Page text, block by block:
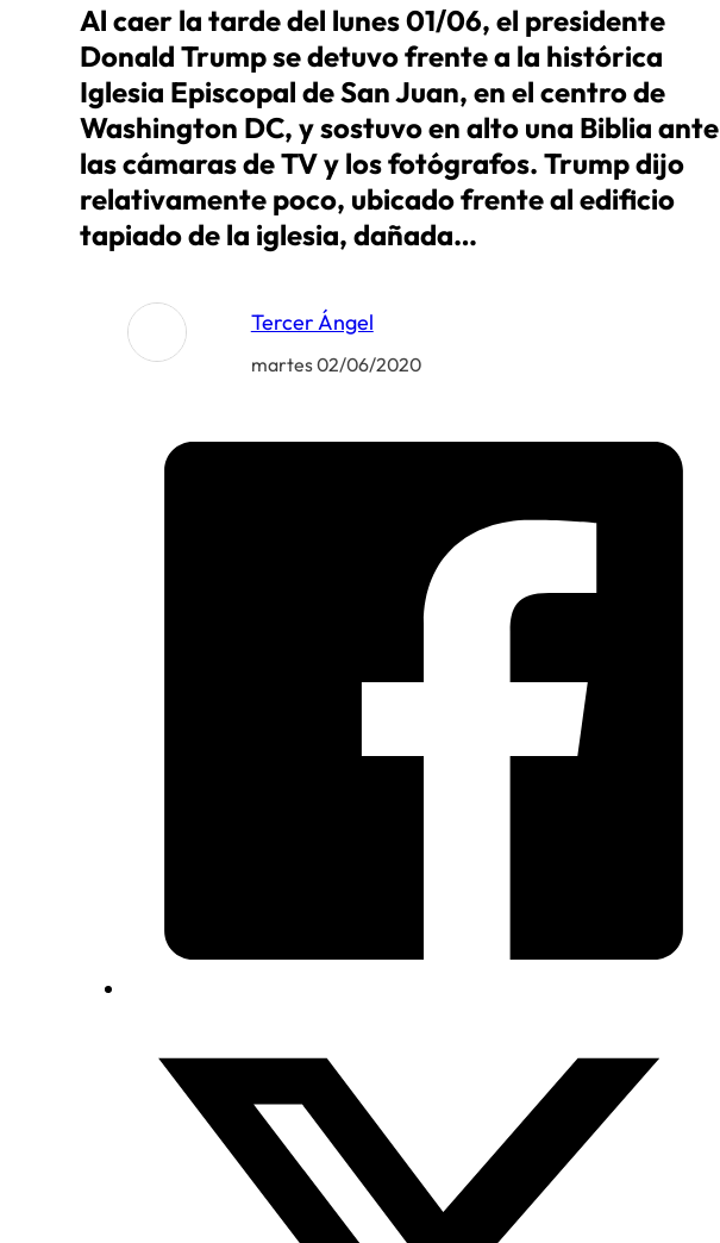
Al caer la tarde del lunes 01/06, el presidente
Donald Trump se detuvo frente a la histórica
Iglesia Episcopal de San Juan, en el centro de
Washington DC, y sostuvo en alto una Biblia ante
las cámaras de TV y los fotógrafos. Trump dijo
relativamente poco, ubicado frente al edificio
tapiado de la iglesia, dañada…
Tercer Ángel
martes 02/06/2020